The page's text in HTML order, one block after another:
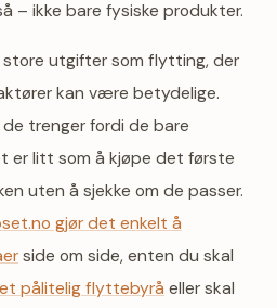
– ikke bare fysiske produkter.
utgifter som flytting, der
kan være betydelige.
trenger fordi de bare
er litt som å kjøpe det første
uten å sjekke om de passer.
gjør det enkelt å
side om side, enten du skal
pålitelig flyttebyrå eller skal